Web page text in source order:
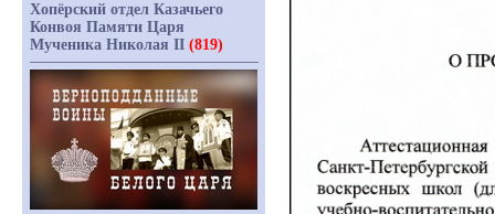
Хопёрский отдел Казачьего
Конвоя Памяти Царя
Мученика Николая II (819)